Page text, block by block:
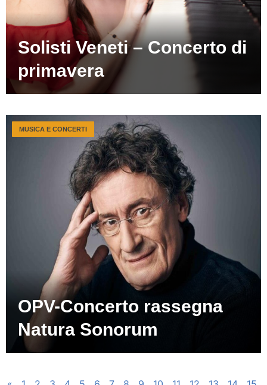
Solisti Veneti – Concerto di
primavera
OPV-Concerto rassegna
Natura Sonorum
MUSICA E CONCERTI